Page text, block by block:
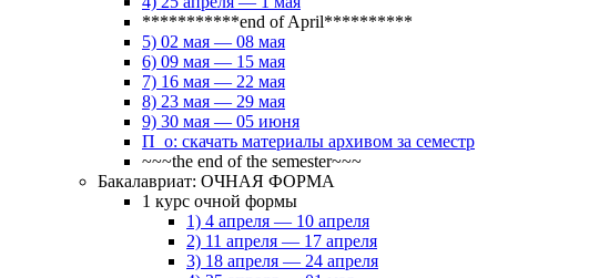
***********end of April**********
5) 02 мая — 08 мая
6) 09 мая — 15 мая
7) 16 мая — 22 мая
8) 23 мая — 29 мая
9) 30 мая — 05 июня
П_о: скачать материалы архивом за семестр
~~~the end of the semester~~~
Бакалавриат: ОЧНАЯ ФОРМА
1 курс очной формы
1) 4 апреля — 10 апреля
2) 11 апреля — 17 апреля
3) 18 апреля — 24 апреля